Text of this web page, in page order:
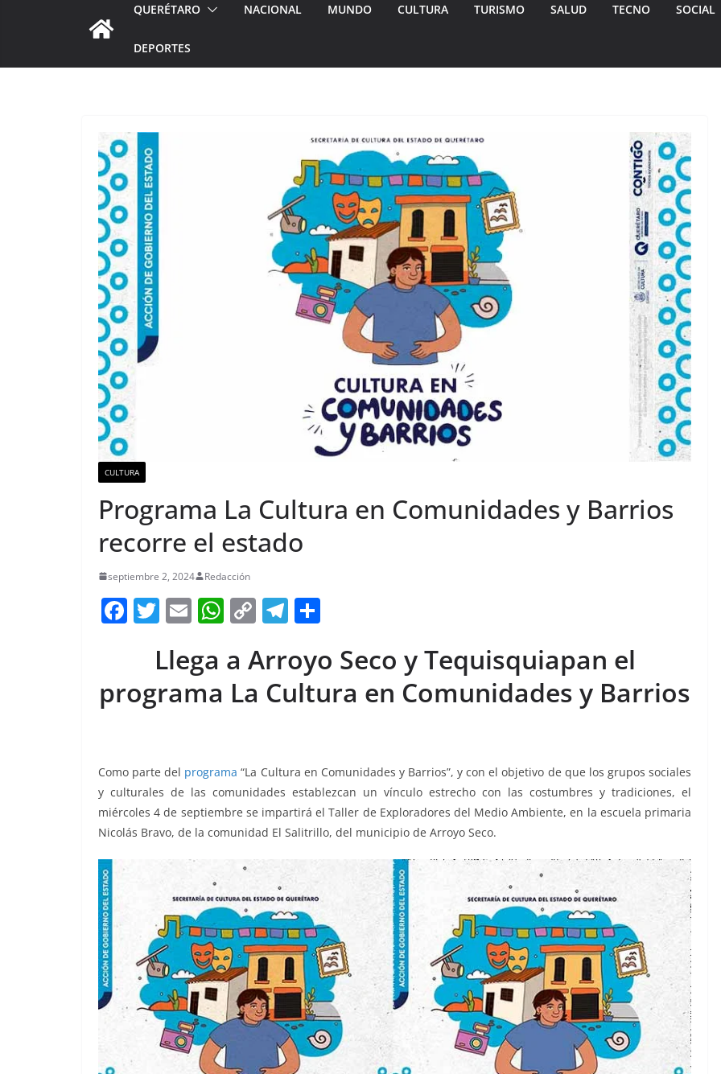
QUERÉTARO NACIONAL MUNDO CULTURA TURISMO SALUD TECNO SOCIAL
DEPORTES
CULTURA
Programa La Cultura en Comunidades y Barrios
recorre el estado
septiembre 2, 2024 Redacción
F
a
e
b
o
k
T
w
itt
er
E
m
ai
l
W
h
at
s
A
p
C
o
p
y
Li
k
T
el
e
gr
a
ar
e
Llega a Arroyo Seco y Tequisquiapan el
programa La Cultura en Comunidades y Barrios
Como parte del programa “La Cultura en Comunidades y Barrios”, y con el objetivo de que los grupos sociales
y culturales de las comunidades establezcan un vínculo estrecho con las costumbres y tradiciones, el
miércoles 4 de septiembre se impartirá el Taller de Exploradores del Medio Ambiente, en la escuela primaria
Nicolás Bravo, de la comunidad El Salitrillo, del municipio de Arroyo Seco.